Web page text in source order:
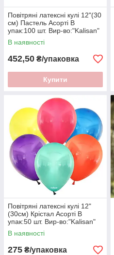
Повітряні латексні кулі 12"(30
см) Пастель Асорті В
упак:100 шт. Вир-во:"Kalisan"
Туреччина
В наявності
452,50 ₴/упаковка
Купити
Повітряні латексні кулі 12"
(30см) Крiстал Асорті В
упак:50 шт. Вир-во:"Kalisan"
Туреччина
В наявності
275 ₴/упаковка